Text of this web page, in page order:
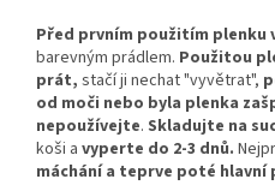
Před prvním použitím plenku
barevným prádlem. Použitou
prát, stačí ji nechat "vyvětrat",
od moči nebo byla plenka
nepoužívejte. Skladujte na
koši a vyperte do 2-3 dnů.
máchání a teprve poté hlavní